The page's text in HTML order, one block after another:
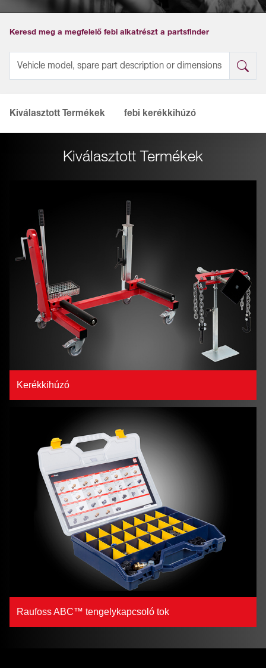
Keresd meg a megfelelő febi alkatrészt a partsfinder
Kiválasztott Termékek febi kerékkihúzó
Kiválasztott Termékek
Kerékkihúzó
Raufoss ABC™ tengelykapcsoló tok